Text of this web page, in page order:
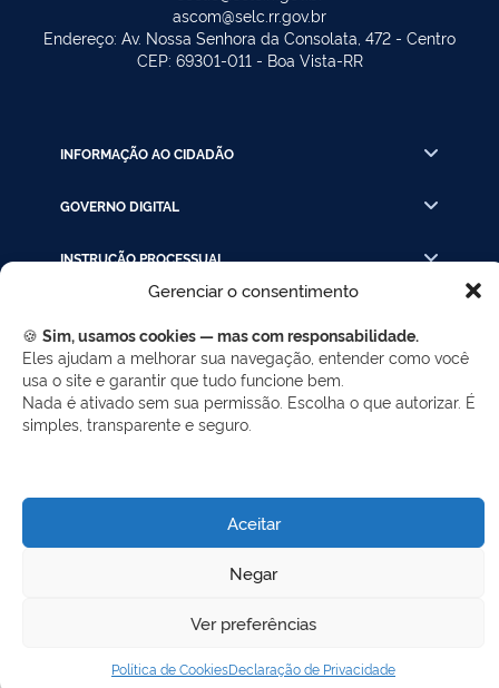
Gerenciar o consentimento
🍪 Sim, usamos cookies — mas com responsabilidade.
Eles ajudam a melhorar sua navegação, entender como você
usa o site e garantir que tudo funcione bem.
Nada é ativado sem sua permissão. Escolha o que autorizar. É
simples, transparente e seguro.
Aceitar
Negar
Ver preferências
Política de CookiesDeclaração de Privacidade
ascom@selc.rr.gov.br
Endereço: Av. Nossa Senhora da Consolata, 472 - Centro
CEP: 69301-011 - Boa Vista-RR
INFORMAÇÃO AO CIDADÃO
GOVERNO DIGITAL
INSTRUÇÃO PROCESSUAL
REDES SOCIAIS
Facebook
Twitter
LinkedIn
Instagram
Desenvolvido por Gerência de Tecnologia da
Informação - SELC